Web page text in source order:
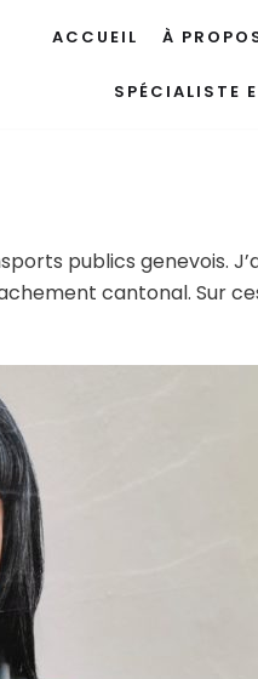
ACCUEIL À
SPÉCIALISTE
publics genevois.
cantonal. Sur